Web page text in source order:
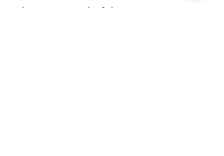
The main goal of these meetings is to